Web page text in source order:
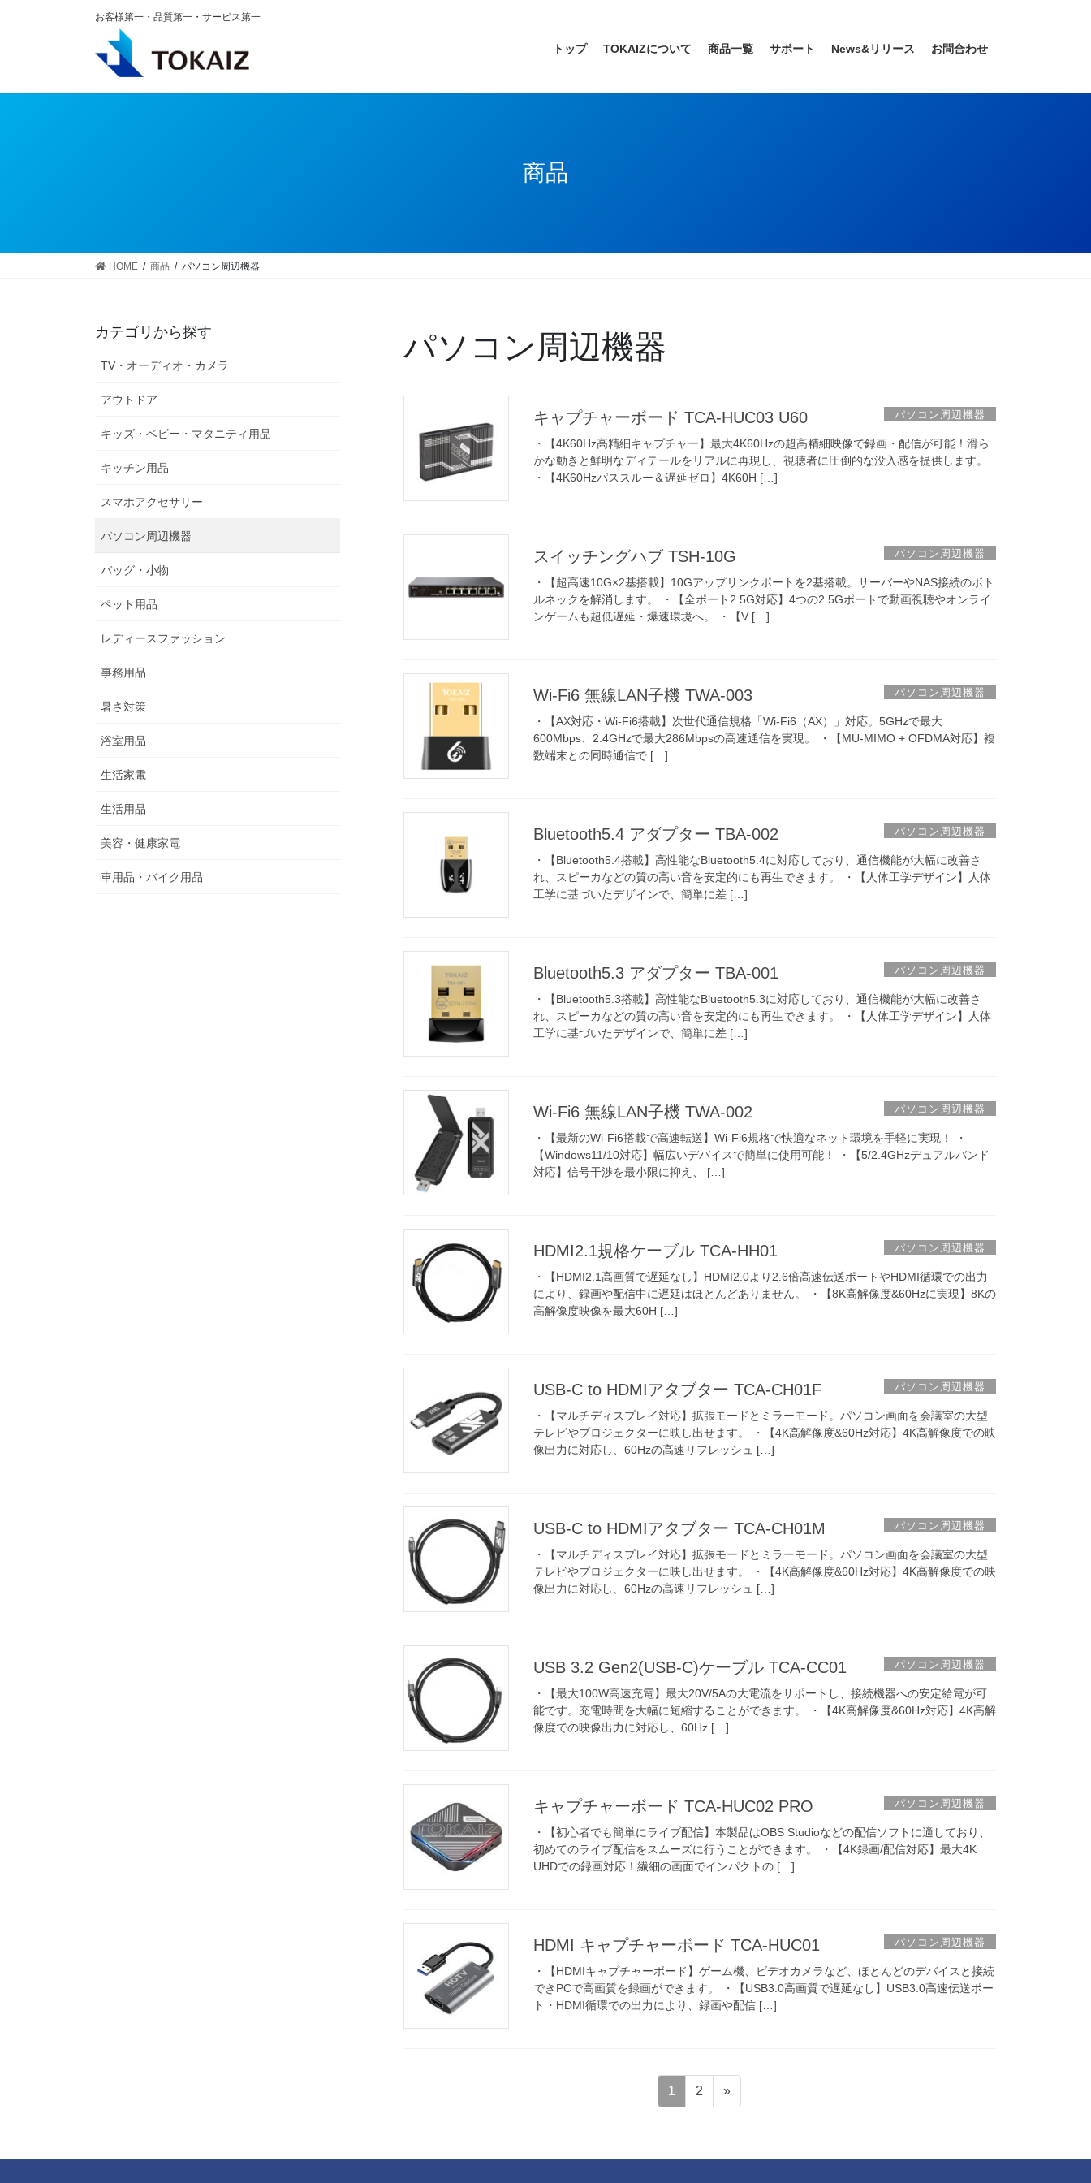
お客様第一・品質第一・サービス第一
トップ TOKAIZについて 商品一覧 サポート News&リリース お問合わせ
商品
HOME 商品 パソコン周辺機器
パソコン周辺機器
パソコン周辺機器
キャプチャーボード TCA-HUC03 U60
・【4K60Hz高精細キャプチャー】最大4K60Hzの超高精細映像で録画・配信が可能！滑ら
かな動きと鮮明なディテールをリアルに再現し、視聴者に圧倒的な没入感を提供します。
・【4K60Hzパススルー＆遅延ゼロ】4K60H […]
パソコン周辺機器
スイッチングハブ TSH-10G
・【超高速10G×2基搭載】10Gアップリンクポートを2基搭載。サーバーやNAS接続のボト
ルネックを解消します。 ・【全ポート2.5G対応】4つの2.5Gポートで動画視聴やオンライ
ンゲームも超低遅延・爆速環境へ。 ・【V […]
パソコン周辺機器
Wi-Fi6 無線LAN子機 TWA-003
・【AX対応・Wi-Fi6搭載】次世代通信規格「Wi-Fi6（AX）」対応。5GHzで最大
600Mbps、2.4GHzで最大286Mbpsの高速通信を実現。 ・【MU-MIMO + OFDMA対応】複
数端末との同時通信で […]
パソコン周辺機器
Bluetooth5.4 アダプター TBA-002
・【Bluetooth5.4搭載】高性能なBluetooth5.4に対応しており、通信機能が大幅に改善さ
れ、スピーカなどの質の高い音を安定的にも再生できます。 ・【人体工学デザイン】人体
工学に基づいたデザインで、簡単に差 […]
パソコン周辺機器
Bluetooth5.3 アダプター TBA-001
・【Bluetooth5.3搭載】高性能なBluetooth5.3に対応しており、通信機能が大幅に改善さ
れ、スピーカなどの質の高い音を安定的にも再生できます。 ・【人体工学デザイン】人体
工学に基づいたデザインで、簡単に差 […]
パソコン周辺機器
Wi-Fi6 無線LAN子機 TWA-002
・【最新のWi-Fi6搭載で高速転送】Wi-Fi6規格で快適なネット環境を手軽に実現！ ・
【Windows11/10対応】幅広いデバイスで簡単に使用可能！ ・【5/2.4GHzデュアルバンド
対応】信号干渉を最小限に抑え、 […]
パソコン周辺機器
HDMI2.1規格ケーブル TCA-HH01
・【HDMI2.1高画質で遅延なし】HDMI2.0より2.6倍高速伝送ポートやHDMI循環での出力
により、録画や配信中に遅延はほとんどありません。 ・【8K高解像度&60Hzに実現】8Kの
高解像度映像を最大60H […]
パソコン周辺機器
USB-C to HDMIアタブター TCA-CH01F
・【マルチディスプレイ対応】拡張モードとミラーモード。パソコン画面を会議室の大型
テレビやプロジェクターに映し出せます。 ・【4K高解像度&60Hz対応】4K高解像度での映
像出力に対応し、60Hzの高速リフレッシュ […]
パソコン周辺機器
USB-C to HDMIアタブター TCA-CH01M
・【マルチディスプレイ対応】拡張モードとミラーモード。パソコン画面を会議室の大型
テレビやプロジェクターに映し出せます。 ・【4K高解像度&60Hz対応】4K高解像度での映
像出力に対応し、60Hzの高速リフレッシュ […]
パソコン周辺機器
USB 3.2 Gen2(USB-C)ケーブル TCA-CC01
・【最大100W高速充電】最大20V/5Aの大電流をサポートし、接続機器への安定給電が可
能です。充電時間を大幅に短縮することができます。 ・【4K高解像度&60Hz対応】4K高解
像度での映像出力に対応し、60Hz […]
パソコン周辺機器
キャプチャーボード TCA-HUC02 PRO
・【初心者でも簡単にライブ配信】本製品はOBS Studioなどの配信ソフトに適しており、
初めてのライブ配信をスムーズに行うことができます。 ・【4K録画/配信対応】最大4K
UHDでの録画対応！繊細の画面でインパクトの […]
パソコン周辺機器
HDMI キャプチャーボード TCA-HUC01
・【HDMIキャプチャーボード】ゲーム機、ビデオカメラなど、ほとんどのデバイスと接続
できPCで高画質を録画ができます。 ・【USB3.0高画質で遅延なし】USB3.0高速伝送ポー
ト・HDMI循環での出力により、録画や配信 […]
固
定
1
固
定
2 »
カテゴリから探す
TV・オーディオ・カメラ
アウトドア
キッズ・ベビー・マタニティ用品
キッチン用品
スマホアクセサリー
パソコン周辺機器
バッグ・小物
ペット用品
レディースファッション
事務用品
暑さ対策
浴室用品
生活家電
生活用品
美容・健康家電
車用品・バイク用品